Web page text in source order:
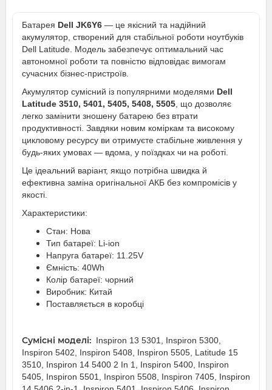
Батарея Dell JK6Y6 — це якісний та надійний
акумулятор, створений для стабільної роботи ноутбуків
Dell Latitude. Модель забезпечує оптимальний час
автономної роботи та повністю відповідає вимогам
сучасних бізнес-пристроїв.
Акумулятор сумісний із популярними моделями Dell
Latitude 3510, 5401, 5405, 5408, 5505, що дозволяє
легко замінити зношену батарею без втрати
продуктивності. Завдяки новим коміркам та високому
цикловому ресурсу ви отримуєте стабільне живлення у
будь-яких умовах — вдома, у поїздках чи на роботі.
Це ідеальний варіант, якщо потрібна швидка й
ефективна заміна оригінальної АКБ без компромісів у
якості.
Характеристики:
Стан: Нова
Тип батареї: Li-ion
Напруга батареї: 11.25V
Ємність: 40Wh
Колір батареї: чорний
Виробник: Китай
Поставляється в коробці
Сумісні моделі: Inspiron 13 5301, Inspiron 5300,
Inspiron 5402, Inspiron 5408, Inspiron 5505, Latitude 15
3510, Inspiron 14 5400 2 In 1, Inspiron 5400, Inspiron
5405, Inspiron 5501, Inspiron 5508, Inspiron 7405, Inspiron